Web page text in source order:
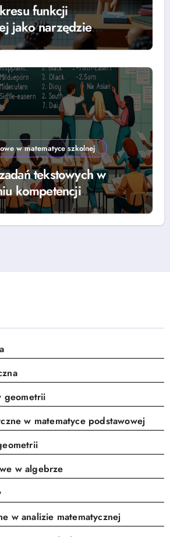
funkcji
jako narzędzie
równań
w matematyce szkolnej
tekstowych w
kompetencji
w edukacji szkolnej
geometrii
w matematyce podstawowej
w algebrze
w analizie matematycznej